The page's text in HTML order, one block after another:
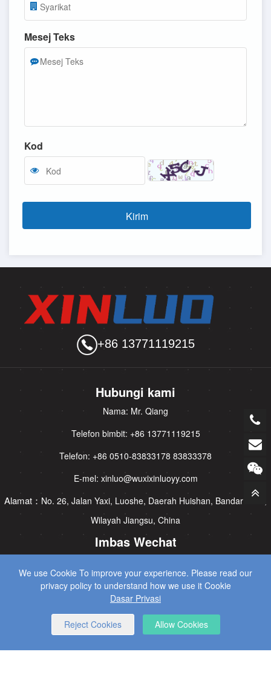
We use Cookie To improve your experience. Please read our
privacy policy to understand how we use it Cookie
Dasar Privasi
Reject Cookies Allow Cookies
Mesej Teks
Kod
Kirim
+86 13771119215
Hubungi kami
Nama: Mr. Qiang
Telefon bimbit: +86 13771119215
Telefon: +86 0510-83833178 83833378
E-mel: xinluo@wuxixinluoyy.com
Alamat： No. 26, Jalan Yaxi, Luoshe, Daerah Huishan, Bandar Wuxi,
Wilayah Jiangsu, China
Imbas Wechat
CopyRight © 2025 Wuxi Xinluo Hydraulic Machinery Co., Ltd.